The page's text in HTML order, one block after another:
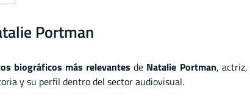
Portman
biográficos más relevantes de Natalie Portman, actriz,
y su perfil dentro del sector audiovisual.